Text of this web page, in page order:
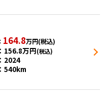
164.8万円(税込)
156.8万円(税込)
2024
540km